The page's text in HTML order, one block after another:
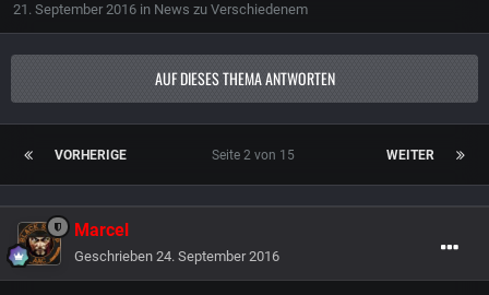
21. September 2016 in News zu Verschiedenem
AUF DIESES THEMA ANTWORTEN
VORHERIGE WEITER
Seite 2 von 15
Marcel
Geschrieben 24. September 2016